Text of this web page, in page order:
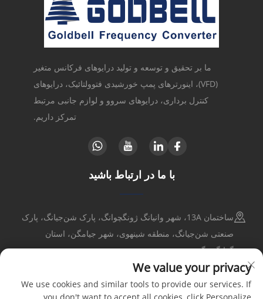
ما بر تحقیق و توسعه و تولید درایوهای فرکانس متغیر
(VFD)، اینورترهای پمپ خورشیدی فتوولتائیک، درایوهای
کنترل برداری، درایوهای سروو و لوازم جانبی مرتبط
تمرکز داریم.
با ما در ارتباط باشید
ساختمان 13A، شهر وانیانگ ژونگچوانگ، پارک شن‌جیانگ، پارک
صنعتی شن‌جیانگ، منطقه شینهوی، شهر جیامگن، استان
گوانگدونگ
+86-17316086390
We value your privacy
We use cookies and similar tools to provide our services. If